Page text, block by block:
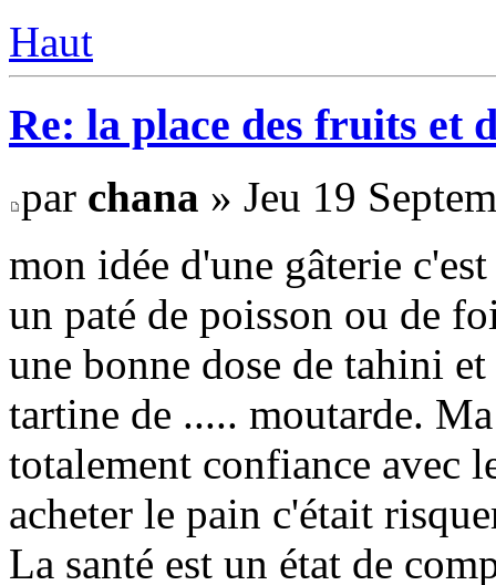
Haut
Re: la place des fruits et
par chana » Jeu 19
mon idée d'une gâterie
un paté de poisson ou de
une bonne dose de tahini
tartine de ..... moutarde.
totalement confiance avec
acheter le pain c'était
La santé est un état de